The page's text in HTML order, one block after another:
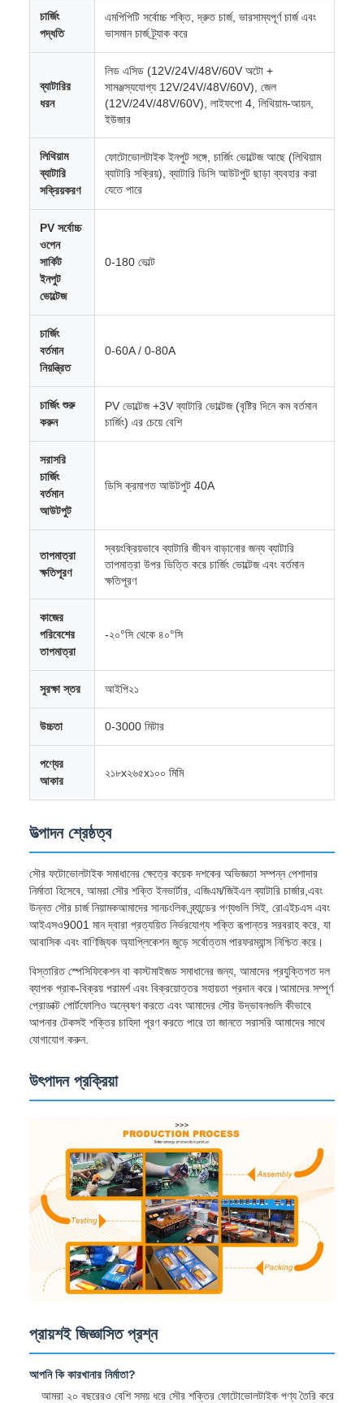
চার্জিং
পদ্ধতি
এমপিপিটি সর্বোচ্চ শক্তি, দ্রুত চার্জ, ভারসাম্যপূর্ণ চার্জ এবং
ভাসমান চার্জ ট্র্যাক করে
ব্যাটারির
ধরন
লিড এসিড (12V/24V/48V/60V অটো +
সামঞ্জস্যযোগ্য 12V/24V/48V/60V), জেল
(12V/24V/48V/60V), লাইফপো 4, লিথিয়াম-আয়ন,
ইউজার
লিথিয়াম
ব্যাটারি
সক্রিয়করণ
ফোটোভোলটাইক ইনপুট সঙ্গে, চার্জিং ভোল্টেজ আছে (লিথিয়াম
ব্যাটারি সক্রিয়), ব্যাটারি ডিসি আউটপুট ছাড়া ব্যবহার করা
যেতে পারে
PV সর্বোচ্চ
ওপেন
সার্কিট
ইনপুট
ভোল্টেজ
0-180 ভোল্ট
চার্জিং
বর্তমান
নিয়ন্ত্রিত
0-60A / 0-80A
চার্জিং শুরু
করুন
PV ভোল্টেজ +3V ব্যাটারি ভোল্টেজ (বৃষ্টির দিনে কম বর্তমান
চার্জিং) এর চেয়ে বেশি
সরাসরি
চার্জিং
বর্তমান
আউটপুট
ডিসি ক্রমাগত আউটপুট 40A
তাপমাত্রা
ক্ষতিপূরণ
স্বয়ংক্রিয়ভাবে ব্যাটারি জীবন বাড়ানোর জন্য ব্যাটারি
তাপমাত্রা উপর ভিত্তি করে চার্জিং ভোল্টেজ এবং বর্তমান
ক্ষতিপূরণ
কাজের
পরিবেশের
তাপমাত্রা
-২০°সি থেকে ৪০°সি
সুরক্ষা স্তর আইপি২১
উচ্চতা 0-3000 মিটার
পণ্যের
আকার
২১৮x২৬৫x১০০ মিমি
উত্পাদন শ্রেষ্ঠত্ব
সৌর ফটোভোলটাইক সমাধানের ক্ষেত্রে কয়েক দশকের অভিজ্ঞতা সম্পন্ন পেশাদার
নির্মাতা হিসেবে, আমরা সৌর শক্তি ইনভার্টার, এজিএম/জিইএল ব্যাটারি চার্জার,এবং
উন্নত সৌর চার্জ নিয়ামকআমাদের সানচংলিক ব্র্যান্ডের পণ্যগুলি সিই, রোএইচএস এবং
আইএসও9001 মান দ্বারা প্রত্যয়িত নির্ভরযোগ্য শক্তি রূপান্তর সরবরাহ করে, যা
আবাসিক এবং বাণিজ্যিক অ্যাপ্লিকেশন জুড়ে সর্বোত্তম পারফরম্যান্স নিশ্চিত করে।
বিস্তারিত স্পেসিফিকেশন বা কাস্টমাইজড সমাধানের জন্য, আমাদের প্রযুক্তিগত দল
ব্যাপক প্রাক-বিক্রয় পরামর্শ এবং বিক্রয়োত্তর সহায়তা প্রদান করে।আমাদের সম্পূর্ণ
প্রোডাক্ট পোর্টফোলিও অন্বেষণ করতে এবং আমাদের সৌর উদ্ভাবনগুলি কীভাবে
আপনার টেকসই শক্তির চাহিদা পূরণ করতে পারে তা জানতে সরাসরি আমাদের সাথে
যোগাযোগ করুন.
উৎপাদন প্রক্রিয়া
প্রায়শই জিজ্ঞাসিত প্রশ্ন
আপনি কি কারখানার নির্মাতা?
আমরা ২০ বছরেরও বেশি সময় ধরে সৌর শক্তির ফোটোভোলটাইক পণ্য তৈরি করে